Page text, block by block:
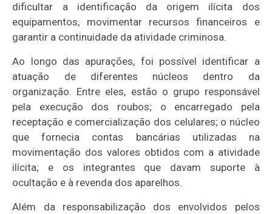
dificultar a identificação da origem ilícita dos
equipamentos, movimentar recursos financeiros e
garantir a continuidade da atividade criminosa.
Ao longo das apurações, foi possível identificar a
atuação de diferentes núcleos dentro da
organização. Entre eles, estão o grupo responsável
pela execução dos roubos; o encarregado pela
receptação e comercialização dos celulares; o núcleo
que fornecia contas bancárias utilizadas na
movimentação dos valores obtidos com a atividade
ilícita; e os integrantes que davam suporte à
ocultação e à revenda dos aparelhos.
Além da responsabilização dos envolvidos pelos